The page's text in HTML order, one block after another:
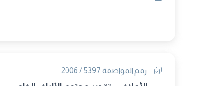
رقم المواصفة 5397 / 2006